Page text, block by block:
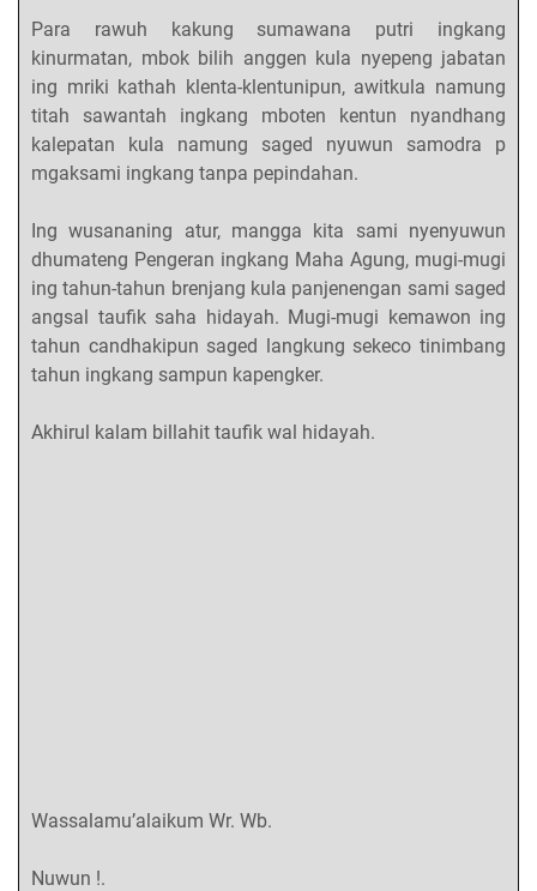
Para rawuh kakung sumawana putri ingkang
kinurmatan, mbok bilih anggen kula nyepeng jabatan
ing mriki kathah klenta-klentunipun, awitkula namung
titah sawantah ingkang mboten kentun nyandhang
kalepatan kula namung saged nyuwun samodra p
mgaksami ingkang tanpa pepindahan.
Ing wusananing atur, mangga kita sami nyenyuwun
dhumateng Pengeran ingkang Maha Agung, mugi-mugi
ing tahun-tahun brenjang kula panjenengan sami saged
angsal taufik saha hidayah. Mugi-mugi kemawon ing
tahun candhakipun saged langkung sekeco tinimbang
tahun ingkang sampun kapengker.
Akhirul kalam billahit taufik wal hidayah.
Wassalamu’alaikum Wr. Wb.
Nuwun !.